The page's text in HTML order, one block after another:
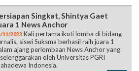
Singkat, Shintya Gaet
1 News Anchor
11/2023 Kali pertama ikuti lomba di bidang
siswi Suksma berhasil raih juara 1
ajang perlombaan News Anchor yang
oleh Universitas PGRI
Indonesia.